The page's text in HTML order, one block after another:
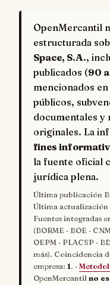
OpenMercantil
estructurada
Space, S.A.,
publicados (90
mencionados
públicos,
documentales y
originales. La
fines
la fuente oficial
jurídica plena.
Última publicación
Última actualización
Fuentes integradas
(BORME · BOE ·
OEPM · PLACSP ·
más). Coincidencia
empresa: 1. ·
OpenMercantil no